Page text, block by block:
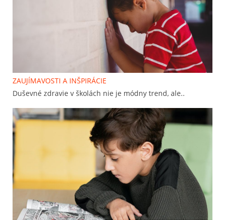
ZAUJÍMAVOSTI A INŠPIRÁCIE
Duševné zdravie v školách nie je módny trend, ale..